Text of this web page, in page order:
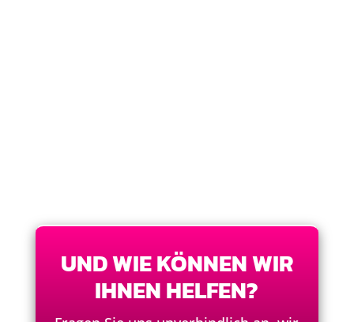
UND WIE KÖNNEN WIR
IHNEN HELFEN?